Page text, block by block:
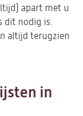
apart met u
dit nodig is.
altijd terugzien
in